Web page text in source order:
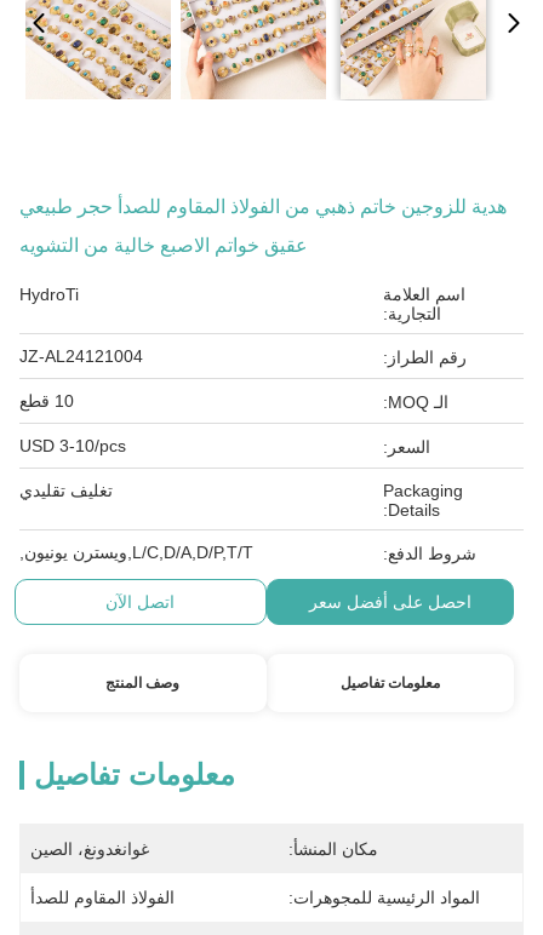
هدية للزوجين خاتم ذهبي من الفولاذ المقاوم للصدأ حجر طبيعي
عقيق خواتم الاصبع خالية من التشويه
اسم العلامة
التجارية:
HydroTi
رقم الطراز: JZ-AL24121004
الـ MOQ: 10 قطع
السعر: USD 3-10/pcs
Packaging
Details:
تغليف تقليدي
شروط الدفع: L/C,D/A,D/P,T/T,ويسترن يونيون,
احصل على أفضل سعر اتصل الآن
معلومات تفاصيل وصف المنتج
معلومات تفاصيل
مكان المنشأ: غوانغدونغ، الصين
المواد الرئيسية للمجوهرات: الفولاذ المقاوم للصدأ